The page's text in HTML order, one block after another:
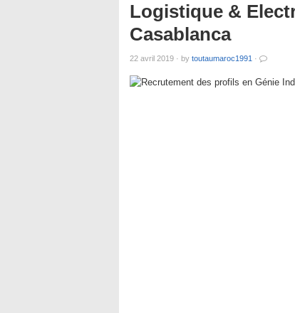
Logistique &
Casablanca
22 avril 2019 · by toutaumaroc1991 ·